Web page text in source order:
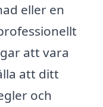
eller en
att vara
att ditt
och